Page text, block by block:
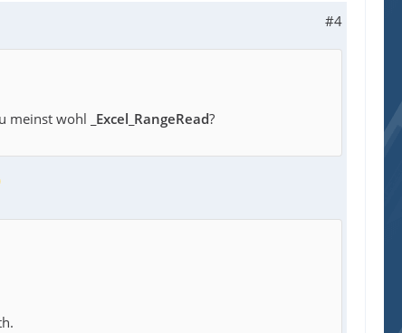
#4
meinst wohl _Excel_RangeRead?